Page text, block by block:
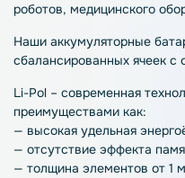
роботов, медицинского
Наши аккумуляторные
сбалансированных ячеек
Li-Pol – современная
преимуществами как:
— высокая удельная
— отсутствие эффекта
— толщина элементов от 1